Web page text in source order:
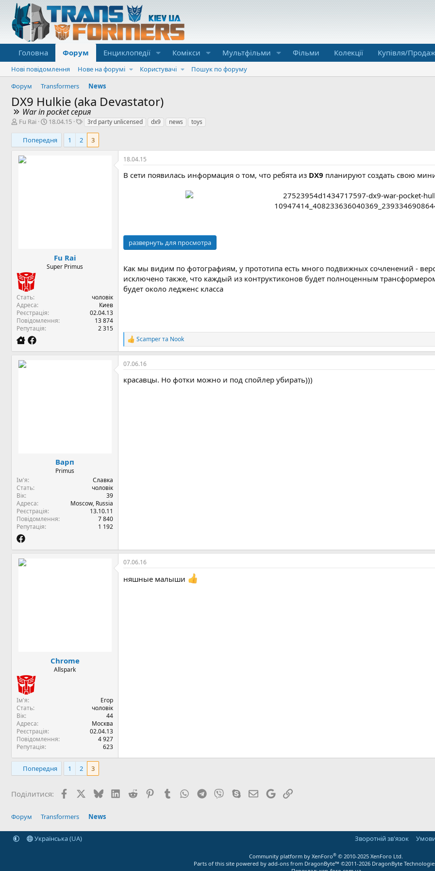
Головна Форум Енциклопедії Комікси Мультфільми Фільми Колекції Купівля/
Нові повідомлення Нове на форумі Користувачі
Пошук по форуму
Форум
Transformers News
DX9 Hulkie (aka Devastator)
War in pocket серия
А
о
р
т
Fu Rai
Д
т
а
18.04.15
Т
и
3rd party unlicensed dx9 news toys
Попередня 1 2 3
Fu Rai
Super Primus
Стать
чоловік
Адреса
Киев
Реєстрація
02.04.13
Повідомлення
13 874
Репутація
2 315
18.04.15
В сети появилась информация о том, что ребята из DX9 планируют создать свою
развернуть для просмотра
Как мы видим по фотографиям, у прототипа есть много подвижных сочленений -
исключено также, что каждый из контруктиконов будет полноценным
будет около ледженс класса
Р
е
а
к
і
Scamperта Nook
Варп
Primus
Ім'я
Славка
Стать
чоловік
Вік
39
Адреса
Moscow, Russia
Реєстрація
13.10.11
Повідомлення
7 840
Репутація
1 192
07.06.16
красавцы. Но фотки можно и под спойлер убирать)))
Chrome
Allspark
Ім'я
Егор
Стать
чоловік
Вік
44
Адреса
Москва
Реєстрація
02.04.13
Повідомлення
4 927
Репутація
623
07.06.16
няшные малыши
Попередня 1 2 3
Поділитися: FacebookX (Twitter)
BlueskyLinkedIn
Reddit PinterestTumblr WhatsApp
Telegram
ViberSkypeE-mailGoogleПосилання
Форум Transformers News
Українська (UA) Зворотній зв'язок
Community platform by XenForo® © 2010-2025 XenForo Ltd.
Parts of this site powered byadd-ons from DragonByte™ ©2011-2026 DragonByte